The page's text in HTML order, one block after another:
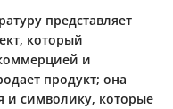
представляет
который
и
продукт; она
и символику, которые